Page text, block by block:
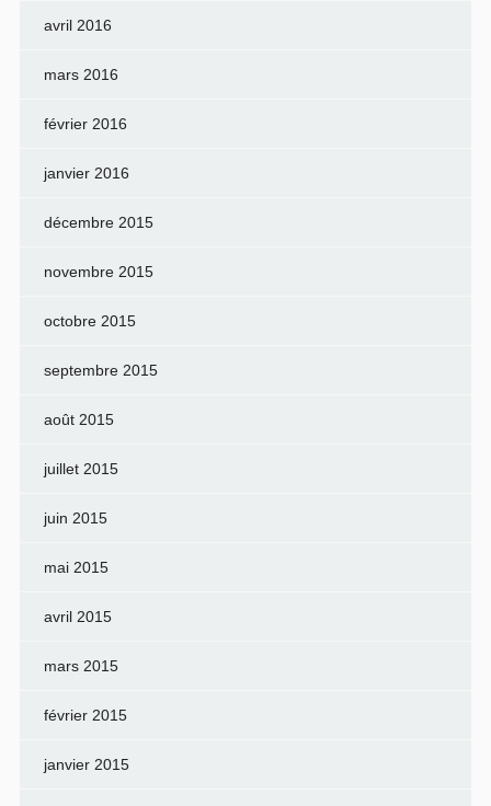
avril 2016
mars 2016
février 2016
janvier 2016
décembre 2015
novembre 2015
octobre 2015
septembre 2015
août 2015
juillet 2015
juin 2015
mai 2015
avril 2015
mars 2015
février 2015
janvier 2015